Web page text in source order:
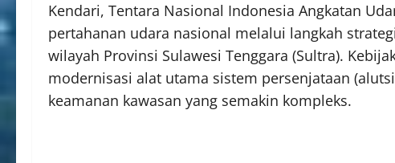
Kendari, Tentara Nasional Indonesia Angkatan
pertahanan udara nasional melalui langkah
wilayah Provinsi Sulawesi Tenggara (Sultra).
modernisasi alat utama sistem persenjataan
keamanan kawasan yang semakin kompleks.